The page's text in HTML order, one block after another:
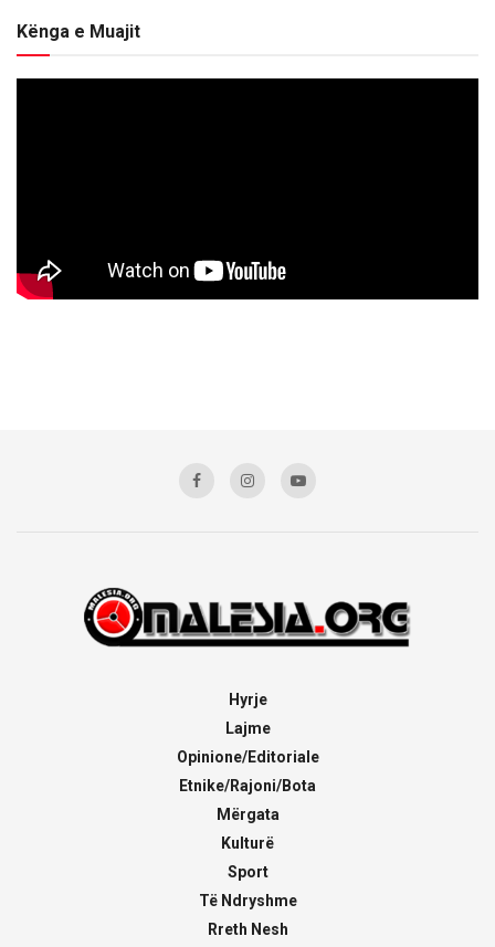
Kënga e Muajit
Hyrje
Lajme
Opinione/Editoriale
Etnike/Rajoni/Bota
Mërgata
Kulturë
Sport
Të Ndryshme
Rreth Nesh